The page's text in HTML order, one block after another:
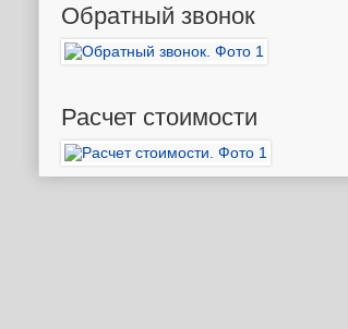
Обратный звонок
Расчет стоимости